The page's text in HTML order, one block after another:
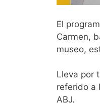
El
Carmen,
museo,
Lleva por
referido a
ABJ.